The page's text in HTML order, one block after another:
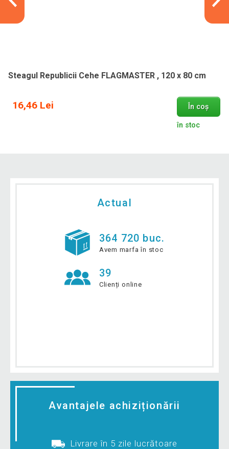
16,12 Lei
Steagul Republicii Cehe FLAGMASTER , 120 x 80 cm
16,46 Lei În coș
în stoc
Actual
364 720 buc.
Avem marfa în stoc
39
Clienți online
Avantajele achiziționării
Livrare în 5 zile lucrătoare